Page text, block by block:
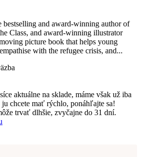
and award-winning author of
Class, and award-winning illustrator
picture book that helps young
with the refugee crisis, and...
aktuálne na sklade, máme však už iba
chcete mať rýchlo, ponáhľajte sa!
trvať dlhšie, zvyčajne do 31 dní.